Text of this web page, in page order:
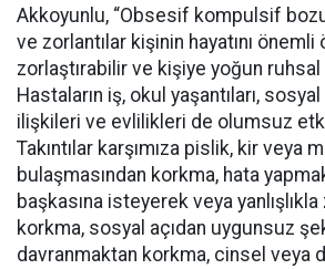
Akkoyunlu, “Obsesif kompulsif
ve zorlantılar kişinin hayatını önemli
zorlaştırabilir ve kişiye yoğun ruhsal
Hastaların iş, okul yaşantıları,
ilişkileri ve evlilikleri de olumsuz
Takıntılar karşımıza pislik, kir veya
bulaşmasından korkma, hata
başkasına isteyerek veya
korkma, sosyal açıdan uygunsuz
davranmaktan korkma, cinsel veya